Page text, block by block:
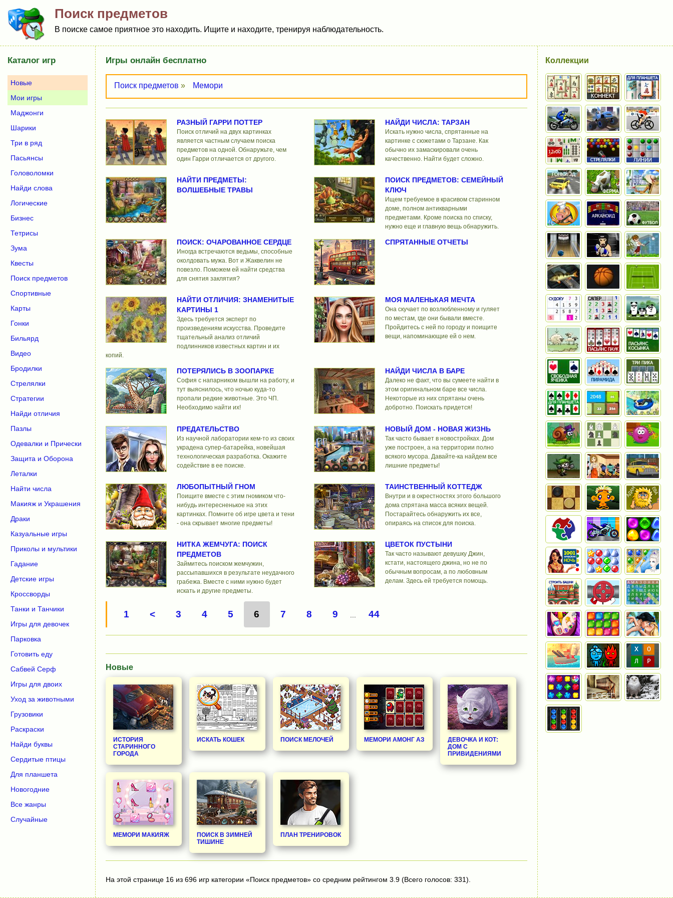
Поиск предметов
В поиске самое приятное это находить. Ищите и находите, тренируя наблюдательность.
Игры онлайн бесплатно
Поиск предметов » Мемори
РАЗНЫЙ ГАРРИ ПОТТЕР
Поиск отличий на двух картинках
является частным случаем поиска
предметов на одной. Обнаружьте, чем
один Гарри отличается от другого.
НАЙДИ ЧИСЛА: ТАРЗАН
Искать нужно числа, спрятанные на
картинке с сюжетами о Тарзане. Как
обычно их замаскировали очень
качественно. Найти будет сложно.
НАЙТИ ПРЕДМЕТЫ:
ВОЛШЕБНЫЕ ТРАВЫ
ПОИСК ПРЕДМЕТОВ: СЕМЕЙНЫЙ
КЛЮЧ
Ищем требуемое в красивом старинном
доме, полном антикварными
предметами. Кроме поиска по списку,
нужно еще и главную вещь обнаружить.
ПОИСК: ОЧАРОВАННОЕ СЕРДЦЕ
Иногда встречаются ведьмы, способные
околдовать мужа. Вот и Жаквелин не
повезло. Поможем ей найти средства
для снятия заклятия?
СПРЯТАННЫЕ ОТЧЕТЫ
НАЙТИ ОТЛИЧИЯ: ЗНАМЕНИТЫЕ
КАРТИНЫ 1
Здесь требуется эксперт по
произведениям искусства. Проведите
тщательный анализ отличий
подлинников известных картин и их
копий.
МОЯ МАЛЕНЬКАЯ МЕЧТА
Она скучает по возлюбленному и гуляет
по местам, где они бывали вместе.
Пройдитесь с ней по городу и поищите
вещи, напоминающие ей о нем.
ПОТЕРЯЛИСЬ В ЗООПАРКЕ
София с напарником вышли на работу, и
тут выяснилось, что ночью куда-то
пропали редкие животные. Это ЧП.
Необходимо найти их!
НАЙДИ ЧИСЛА В БАРЕ
Далеко не факт, что вы сумеете найти в
этом оригинальном баре все числа.
Некоторые из них спрятаны очень
добротно. Поискать придется!
ПРЕДАТЕЛЬСТВО
Из научной лаборатории кем-то из своих
украдена супер-батарейка, новейшая
технологическая разработка. Окажите
содействие в ее поиске.
НОВЫЙ ДОМ - НОВАЯ ЖИЗНЬ
Так часто бывает в новостройках. Дом
уже построен, а на территории полно
всякого мусора. Давайте-ка найдем все
лишние предметы!
ЛЮБОПЫТНЫЙ ГНОМ
Поищите вместе с этим гномиком что-
нибудь интересненькое на этих
картинках. Помните об игре цвета и тени
- она скрывает многие предметы!
ТАИНСТВЕННЫЙ КОТТЕДЖ
Внутри и в окрестностях этого большого
дома спрятана масса всяких вещей.
Постарайтесь обнаружить их все,
опираясь на список для поиска.
НИТКА ЖЕМЧУГА: ПОИСК
ПРЕДМЕТОВ
Займитесь поиском жемчужин,
рассыпавшихся в результате неудачного
грабежа. Вместе с ними нужно будет
искать и другие предметы.
ЦВЕТОК ПУСТЫНИ
Так часто называют девушку Джин,
кстати, настоящего джина, но не по
обычным вопросам, а по любовным
делам. Здесь ей требуется помощь.
1 < 3 4 5 6 7 8 9 44
Новые
ИСТОРИЯ
СТАРИННОГО
ГОРОДА
ИСКАТЬ КОШЕК ПОИСК МЕЛОЧЕЙ МЕМОРИ АМОНГ АЗ
ДЕВОЧКА И КОТ:
ДОМ С
ПРИВИДЕНИЯМИ
МЕМОРИ МАКИЯЖ
ПОИСК В ЗИМНЕЙ
ТИШИНЕ
ПЛАН ТРЕНИРОВОК
На этой странице 16 из 696 игр категории «Поиск предметов» со средним рейтингом 3.9 (Всего голосов: 331).
Каталог игр
Новые
Мои игры
Маджонги
Шарики
Три в ряд
Пасьянсы
Головоломки
Найди слова
Логические
Бизнес
Тетрисы
Зума
Квесты
Поиск предметов
Спортивные
Карты
Гонки
Бильярд
Видео
Бродилки
Стрелялки
Стратегии
Найди отличия
Пазлы
Одевалки и Прически
Защита и Оборона
Леталки
Найти числа
Макияж и Украшения
Драки
Казуальные игры
Приколы и мультики
Гадание
Детские игры
Кроссворды
Танки и Танчики
Игры для девочек
Парковка
Готовить еду
Сабвей Серф
Игры для двоих
Уход за животными
Грузовики
Раскраски
Найди буквы
Сердитые птицы
Для планшета
Новогодние
Все жанры
Случайные
Коллекции